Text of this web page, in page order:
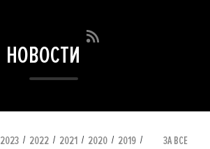
НОВОСТИ
2023 / 2022 / 2021 / 2020 / 2019 /
ЗА ВСЕ